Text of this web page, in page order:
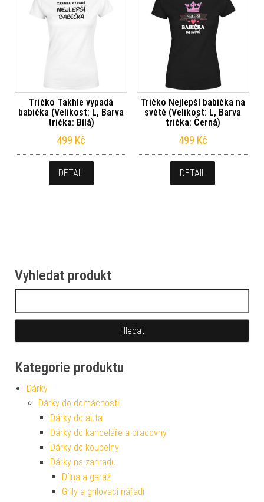
Tričko Takhle vypadá
babička (Velikost: L, Barva
trička: Bílá)
499 Kč
DETAIL
Tričko Nejlepší babička na
světě (Velikost: L, Barva
trička: Černá)
499 Kč
DETAIL
Vyhledat produkt
Kategorie produktu
Dárky
Dárky do domácnosti
Dárky do auta
Dárky do kanceláře a pracovny
Dárky do koupelny
Dárky na zahradu
Dílna a garáž
Grily a grilovací nářadí